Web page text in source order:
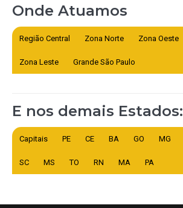
Onde Atuamos
Região Central Zona Norte Zona Oeste
Zona Leste Grande São Paulo
E nos demais Estados:
Capitais PE CE BA GO MG
SC MS TO RN MA PA